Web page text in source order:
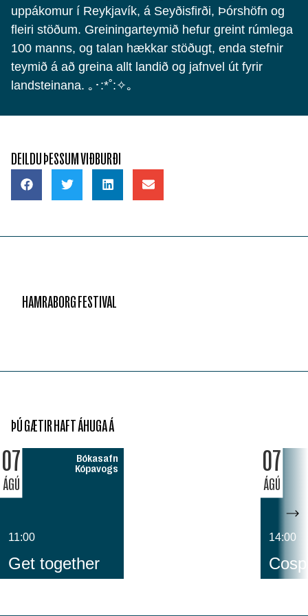
uppákomur í Reykjavík, á Seyðisfirði, Þórshöfn og
fleiri stöðum. Greiningarteymið hefur greint rúmlega
100 manns, og talan hækkar stöðugt, enda stefnir
teymið á að greina allt landið og jafnvel út fyrir
landsteinana. ｡･:*˚:✧｡
DEILDU ÞESSUM VIÐBURÐI
HAMRABORG FESTIVAL
ÞÚ GÆTIR HAFT ÁHUGA Á
07
ÁGÚ
Bókasafn
Kópavogs
11:00
Get together
07
ÁGÚ
14:00